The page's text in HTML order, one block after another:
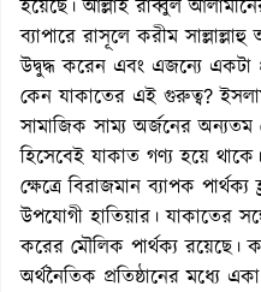
হয়েছে। আল্লাহ রাব্বুল
ব্যাপারে রাসূলে করীম
উদ্বুদ্ধ করেন এবং এজন্যে
কেন যাকাতের এই গুরুত্ব?
সামাজিক সাম্য অর্জনের অন্যতম
হিসেবেই যাকাত গণ্য হয়ে
ক্ষেত্রে বিরাজমান ব্যাপক
উপযোগী হাতিয়ার। যাকাতের
করের মৌলিক পার্থক্য রয়েছে।
অর্থনৈতিক প্রতিষ্ঠানের মধ্যে